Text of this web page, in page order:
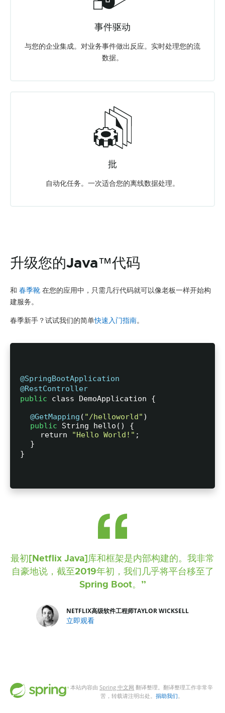
事件驱动
与您的企业集成。对业务事件做出反应。实时处理您的流
数据。
批
自动化任务。一次适合您的离线数据处理。
@SpringBootApplication
@RestController
public class DemoApplication {
@GetMapping ( "/helloworld" )
public String hello() {
return
"Hello World!" ;
}
}
升级您的Java™代码
和 春季靴 在您的应用中，只需几行代码就可以像老板一样开始构
建服务。
春季新手？试试我们的简单快速入门指南。
最初[Netflix Java]库和框架是内部构建的。我非常
自豪地说，截至2019年初，我们几乎将平台移至了
Spring Boot。”
NETFLIX高级软件工程师TAYLOR WICKSELL
立即观看
本站内容由Spring 中文网 翻译整理。翻译整理工作非常辛
苦，转载请注明出处。 捐助我们。